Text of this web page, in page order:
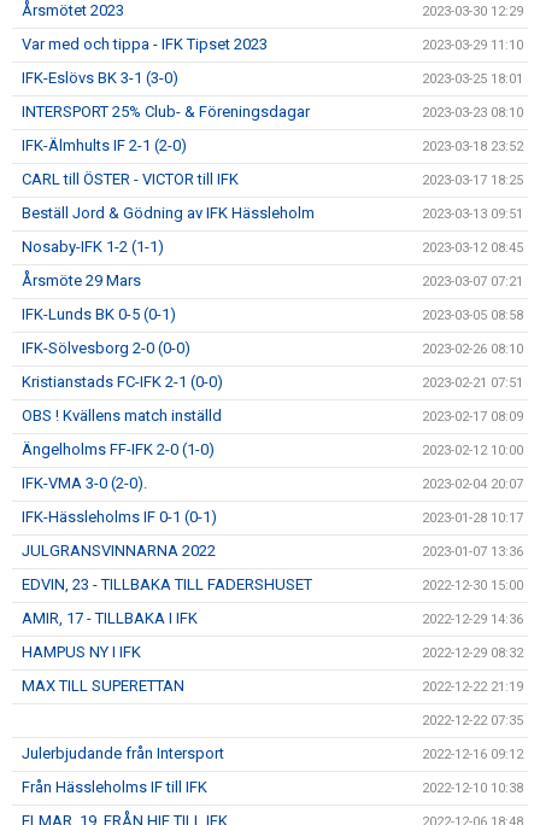
Årsmötet 2023 2023-03-30 12:29
Var med och tippa - IFK Tipset 2023 2023-03-29 11:10
IFK-Eslövs BK 3-1 (3-0) 2023-03-25 18:01
INTERSPORT 25% Club- & Föreningsdagar 2023-03-23 08:10
IFK-Älmhults IF 2-1 (2-0) 2023-03-18 23:52
CARL till ÖSTER - VICTOR till IFK 2023-03-17 18:25
Beställ Jord & Gödning av IFK Hässleholm 2023-03-13 09:51
Nosaby-IFK 1-2 (1-1) 2023-03-12 08:45
Årsmöte 29 Mars 2023-03-07 07:21
IFK-Lunds BK 0-5 (0-1) 2023-03-05 08:58
IFK-Sölvesborg 2-0 (0-0) 2023-02-26 08:10
Kristianstads FC-IFK 2-1 (0-0) 2023-02-21 07:51
OBS ! Kvällens match inställd 2023-02-17 08:09
Ängelholms FF-IFK 2-0 (1-0) 2023-02-12 10:00
IFK-VMA 3-0 (2-0). 2023-02-04 20:07
IFK-Hässleholms IF 0-1 (0-1) 2023-01-28 10:17
JULGRANSVINNARNA 2022 2023-01-07 13:36
EDVIN, 23 - TILLBAKA TILL FADERSHUSET 2022-12-30 15:00
AMIR, 17 - TILLBAKA I IFK 2022-12-29 14:36
HAMPUS NY I IFK 2022-12-29 08:32
MAX TILL SUPERETTAN 2022-12-22 21:19
2022-12-22 07:35
Julerbjudande från Intersport 2022-12-16 09:12
Från Hässleholms IF till IFK 2022-12-10 10:38
ELMAR, 19, FRÅN HIF TILL IFK